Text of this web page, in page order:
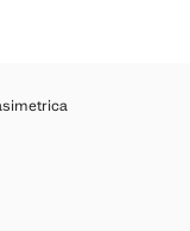
ASIMETRICA
ASIMETRICA
ASIMETRICA
ASIMETRICA
ASIMETRICA
ASIMETRICA